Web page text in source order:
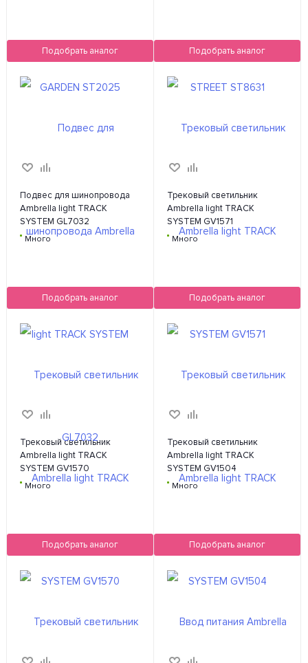
Подобрать аналог Подобрать аналог
Подвес для шинопровода
Ambrella light TRACK
SYSTEM GL7032
Много
Подобрать аналог
Трековый светильник
Ambrella light TRACK
SYSTEM GV1571
Много
Подобрать аналог
Трековый светильник
Ambrella light TRACK
SYSTEM GV1570
Много
Подобрать аналог
Трековый светильник
Ambrella light TRACK
SYSTEM GV1504
Много
Подобрать аналог